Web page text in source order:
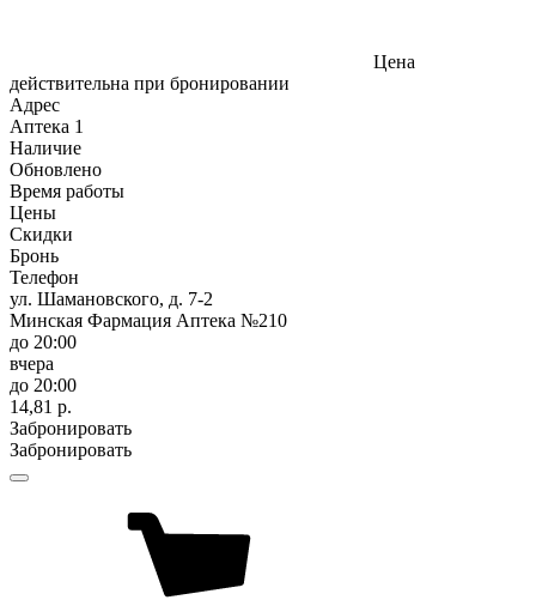
Цена
действительна при бронировании
Адрес
Аптека 1
Наличие
Обновлено
Время работы
Цены
Скидки
Бронь
Телефон
ул. Шамановского, д. 7-2
Минская Фармация Аптека №210
до 20:00
вчера
до 20:00
14,81 р.
Забронировать
Забронировать